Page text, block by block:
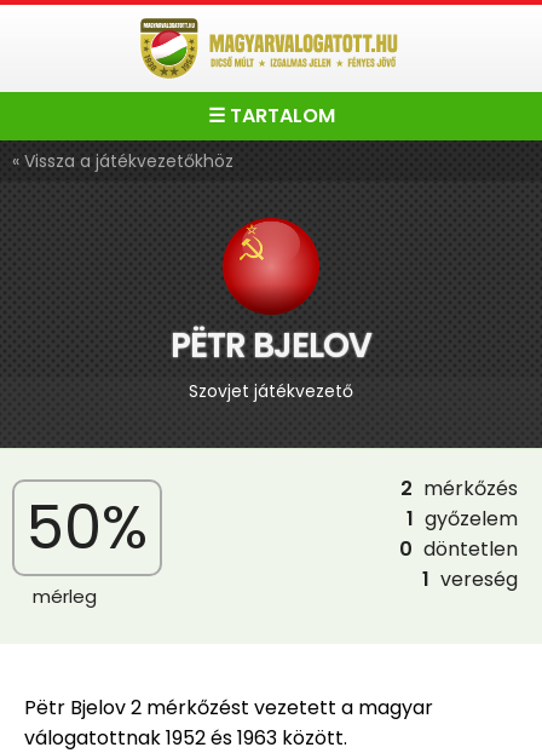
☰ TARTALOM
« Vissza a játékvezetőkhöz
PËTR BJELOV
Szovjet játékvezető
50%
mérleg
2 mérkőzés
1 győzelem
0 döntetlen
1 vereség
Pëtr Bjelov 2 mérkőzést vezetett a magyar
válogatottnak 1952 és 1963 között.